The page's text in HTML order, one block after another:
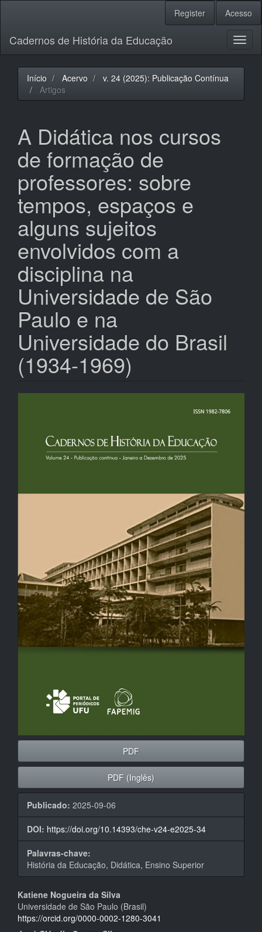
principal
Barra
Lateral
Register Acesso
Cadernos de História da Educação
Início Acervo
v. 24 (2025): Publicação Contínua
Artigos
A Didática nos cursos
de formação de
professores: sobre
tempos, espaços e
alguns sujeitos
envolvidos com a
disciplina na
Universidade de São
Paulo e na
Universidade do Brasil
(1934-1969)
artigos
PDF
PDF (Inglês)
Publicado: 2025-09-06
DOI: https://doi.org/10.14393/che-v24-e2025-34
Palavras-chave:
História da Educação, Didática, Ensino Superior
Conteúdo
do
Katiene Nogueira da Silva
Universidade de São Paulo (Brasil)
https://orcid.org/0000-0002-1280-3041